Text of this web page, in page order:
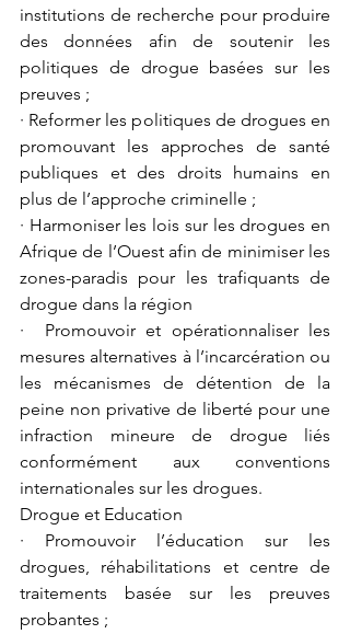
institutions de recherche pour produire
des données afin de soutenir les
politiques de drogue basées sur les
preuves ;
· Reformer les politiques de drogues en
promouvant les approches de santé
publiques et des droits humains en
plus de l’approche criminelle ;
· Harmoniser les lois sur les drogues en
Afrique de l’Ouest afin de minimiser les
zones-paradis pour les trafiquants de
drogue dans la région
·  Promouvoir et opérationnaliser les
mesures alternatives à l’incarcération ou
les mécanismes de détention de la
peine non privative de liberté pour une
infraction mineure de drogue liés
conformément aux conventions
internationales sur les drogues.
Drogue et Education
· Promouvoir l’éducation sur les
drogues, réhabilitations et centre de
traitements basée sur les preuves
probantes ;